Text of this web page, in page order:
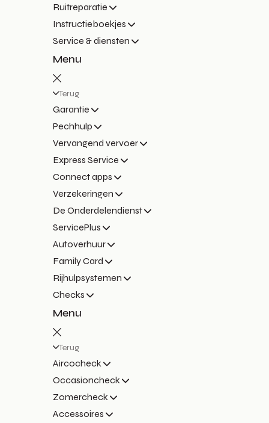
Ruitreparatie
Instructieboekjes
Service & diensten
Menu
Terug
Garantie
Pechhulp
Vervangend vervoer
Express Service
Connect apps
Verzekeringen
De Onderdelendienst
ServicePlus
Autoverhuur
Family Card
Rijhulpsystemen
Checks
Menu
Terug
Aircocheck
Occasioncheck
Zomercheck
Accessoires